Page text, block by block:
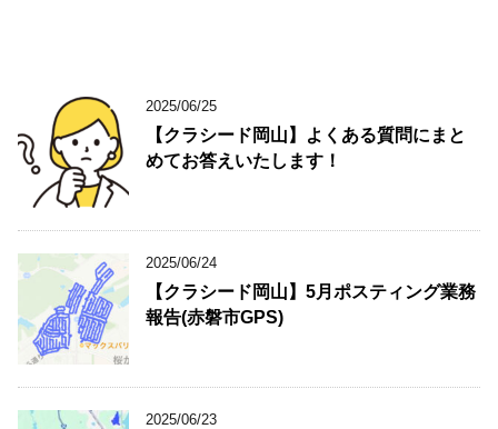
2025/06/25
【クラシード岡山】よくある質問にまと
めてお答えいたします！
2025/06/24
【クラシード岡山】5月ポスティング業務
報告(赤磐市GPS)
2025/06/23